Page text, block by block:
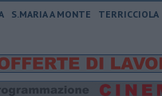
S.MARIA A MONTE
TERRICCIOLA